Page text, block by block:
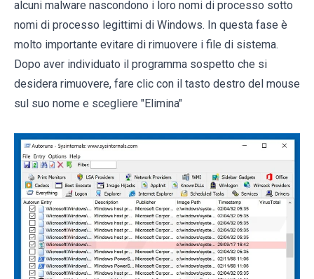
alcuni malware nascondono i loro nomi di processo sotto
nomi di processo legittimi di Windows. In questa fase è
molto importante evitare di rimuovere i file di sistema.
Dopo aver individuato il programma sospetto che si
desidera rimuovere, fare clic con il tasto destro del mouse
sul suo nome e scegliere "Elimina"